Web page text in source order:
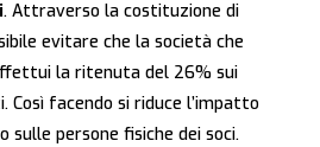
. Attraverso la costituzione di
evitare che la società che
la ritenuta del 26% sui
Così facendo si riduce l’impatto
sulle persone fisiche dei soci.